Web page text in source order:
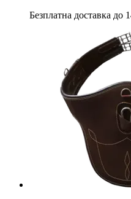
Безплатна доставка до